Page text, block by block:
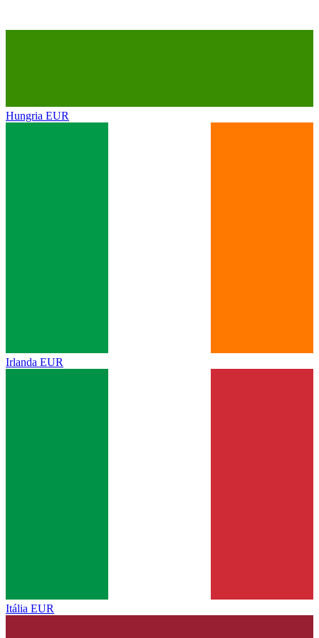
Hungria EUR
Irlanda EUR
Itália EUR